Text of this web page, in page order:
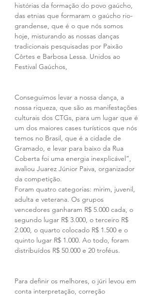
histórias da formação do povo gaúcho,
das etnias que formaram o gaúcho rio-
grandense, que é o que nós somos
hoje, misturando as nossas danças
tradicionais pesquisadas por Paixão
Côrtes e Barbosa Lessa. Unidos ao
Festival Gaúchos,
Conseguimos levar a nossa dança, a
nossa riqueza, que são as manifestações
culturais dos CTGs, para um lugar que é
um dos maiores cases turísticos que nós
temos no Brasil, que é a cidade de
Gramado, e levar para baixo da Rua
Coberta foi uma energia inexplicável”,
avaliou Juarez Júnior Paiva, organizador
da competição.
Foram quatro categorias: mirim, juvenil,
adulta e veterana. Os grupos
vencedores ganharam R$ 5.000 cada, o
segundo lugar R$ 3.000, o terceiro R$
2.000, o quarto colocado R$ 1.500 e o
quinto lugar R$ 1.000. Ao todo, foram
distribuídos R$ 50.000 e 20 troféus.
Para definir os melhores, o júri levou em
conta interpretação, correção